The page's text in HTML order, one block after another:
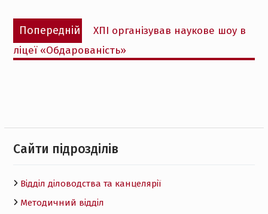
Навігація
записів
Попередній
Попередній
запис:
ХПІ організував наукове шоу в
ліцеї «Обдарованість»
Cайти підрозділів
Відділ діловодства та канцелярії
Методичний відділ